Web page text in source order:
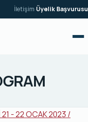
İletişim·Üyelik Başvurusu
21 - 22 OCAK 2023 /